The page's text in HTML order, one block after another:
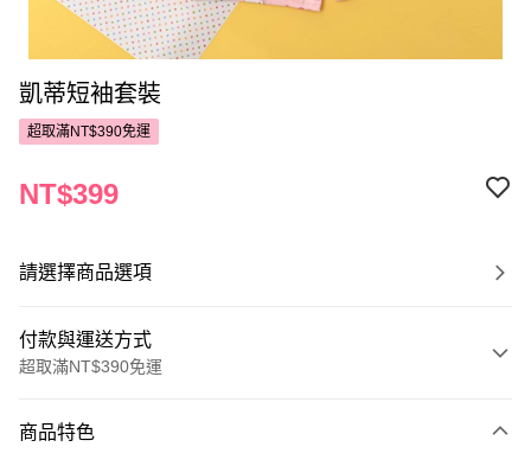
凱蒂短袖套裝
超取滿NT$390免運
NT$399
請選擇商品選項
付款與運送方式
超取滿NT$390免運
POYA支付
商品特色